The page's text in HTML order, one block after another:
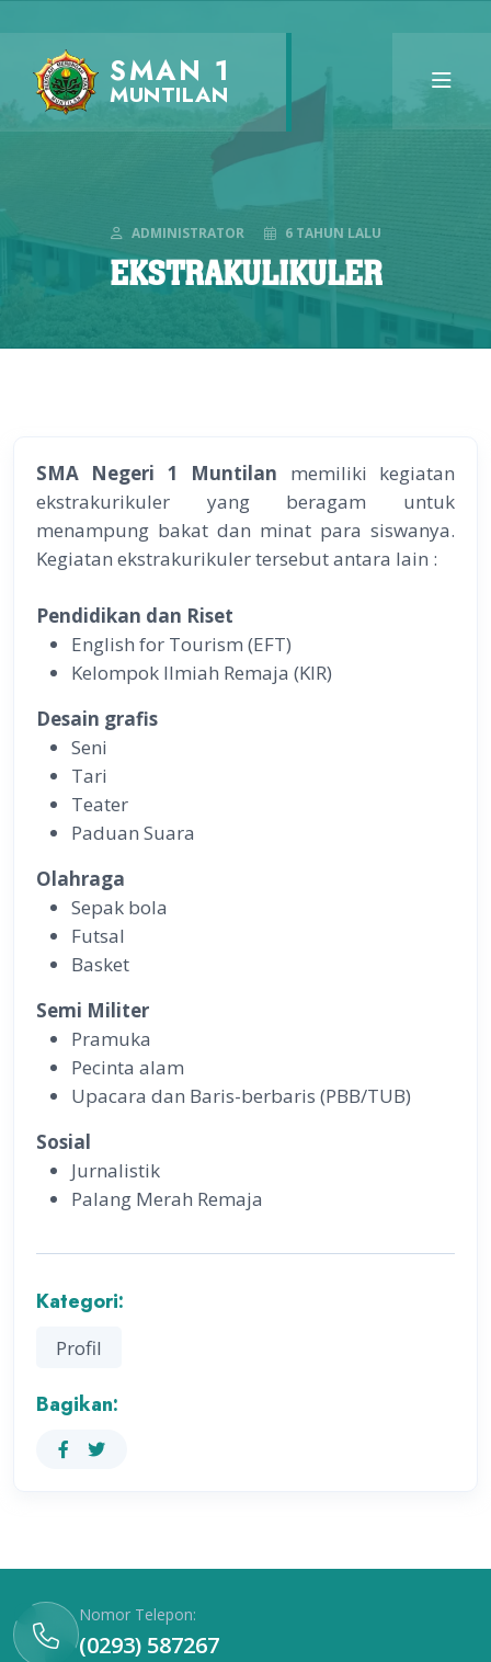
SMAN 1
MUNTILAN
ADMINISTRATOR 6 TAHUN LALU
EKSTRAKULIKULER
SMA Negeri 1 Muntilan memiliki kegiatan
ekstrakurikuler yang beragam untuk
menampung bakat dan minat para siswanya.
Kegiatan ekstrakurikuler tersebut antara lain :
Pendidikan dan Riset
English for Tourism (EFT)
Kelompok Ilmiah Remaja (KIR)
Desain grafis
Seni
Tari
Teater
Paduan Suara
Olahraga
Sepak bola
Futsal
Basket
Semi Militer
Pramuka
Pecinta alam
Upacara dan Baris-berbaris (PBB/TUB)
Sosial
Jurnalistik
Palang Merah Remaja
Kategori:
Profil
Bagikan:
Nomor Telepon:
(0293) 587267